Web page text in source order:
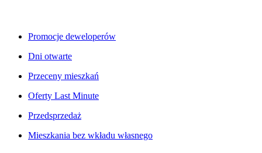
Promocje deweloperów
Dni otwarte
Przeceny mieszkań
Oferty Last Minute
Przedsprzedaż
Mieszkania bez wkładu własnego